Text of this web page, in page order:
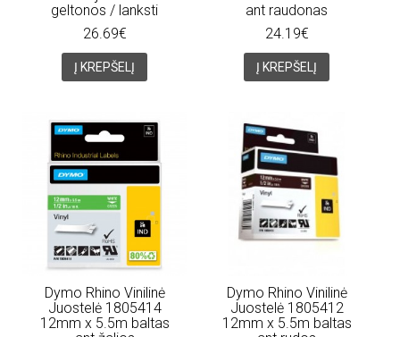
geltonos / lanksti
26.69€
Į KREPŠELĮ
ant raudonas
24.19€
Į KREPŠELĮ
Dymo Rhino Vinilinė
Juostelė 1805414
12mm x 5.5m baltas
Dymo Rhino Vinilinė
Juostelė 1805412
12mm x 5.5m baltas